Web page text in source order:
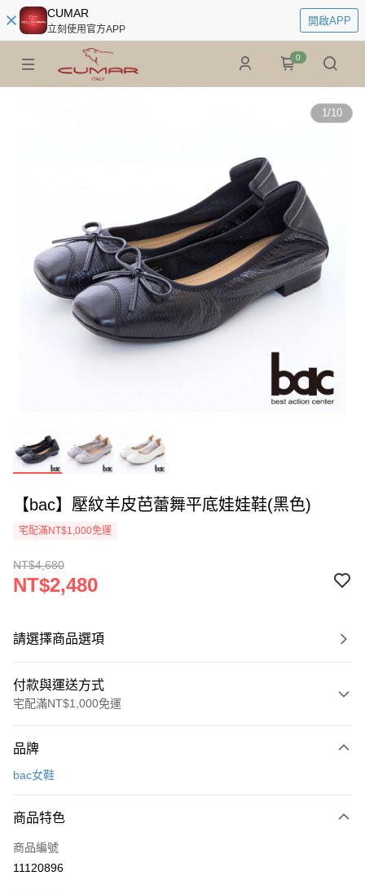
CUMAR
立刻使用官方APP
開啟APP
0
1/10
【bac】壓紋羊皮芭蕾舞平底娃娃鞋(黑色)
宅配滿NT$1,000免運
NT$4,680
NT$2,480
請選擇商品選項
付款與運送方式
宅配滿NT$1,000免運
信用卡一次付款
Apple Pay
街口支付
品牌
bac女鞋
商品特色
商品編號
11120896